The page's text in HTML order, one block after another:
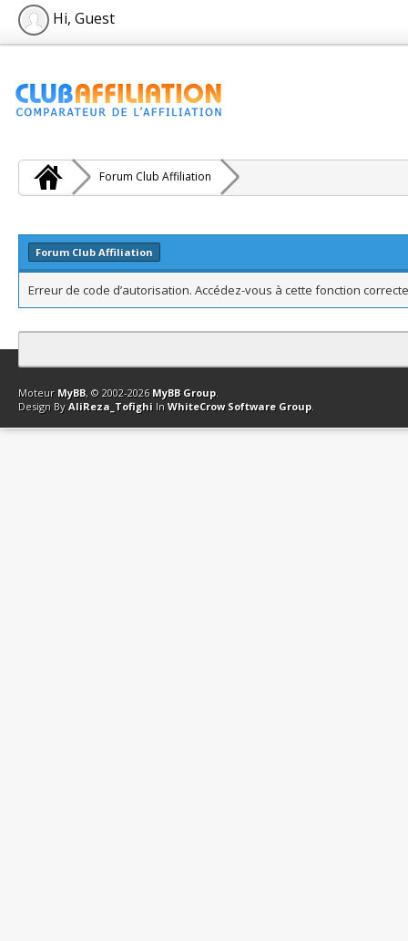
Hi, Guest
Forum Club Affiliation
Forum Club Affiliation
Erreur de code d’autorisation. Accédez-vous à cette fonction
Contact Club Affiliation Retourner en haut Version bas-débit
Moteur MyBB, © 2002-2026 MyBB Group.
Design By AliReza_Tofighi In WhiteCrow Software Group.